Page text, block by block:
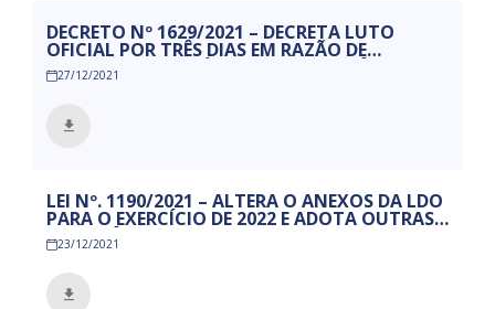
DECRETO Nº 1629/2021 – DECRETA LUTO
OFICIAL POR TRÊS DIAS EM RAZÃO DE
FALECIMENTO E DÁ OUTRAS PROVIDÊNCIAS.
27/12/2021
LEI Nº. 1190/2021 – ALTERA O ANEXOS DA LDO
PARA O EXERCÍCIO DE 2022 E ADOTA OUTRAS
PROVIDÊNCIAS.
23/12/2021